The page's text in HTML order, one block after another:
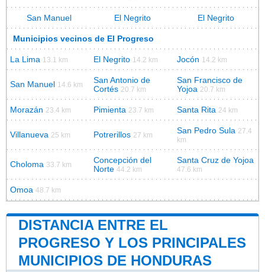
San Manuel El Negrito El Negrito
Municipios vecinos de El Progreso
La Lima 13.1 km El Negrito 14.2 km Jocón 14.2 km
San Manuel 14.6 km
San Antonio de
Cortés 20.7 km
San Francisco de
Yojoa 20.7 km
Morazán 23.4 km Pimienta 23.7 km Santa Rita 24 km
Villanueva 25 km Potrerillos 27 km San Pedro Sula 27.4
km
Choloma 33.7 km
Concepción del
Norte 44.2 km
Santa Cruz de Yojoa
47.6 km
Omoa 48.7 km
DISTANCIA ENTRE EL
PROGRESO Y LOS PRINCIPALES
MUNICIPIOS DE HONDURAS